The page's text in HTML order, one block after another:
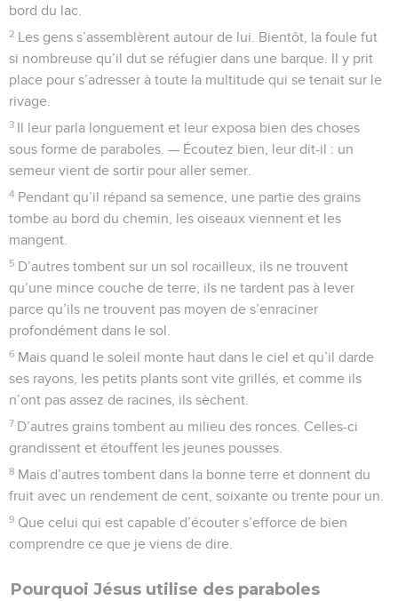
bord du lac.
2 Les gens s’assemblèrent autour de lui. Bientôt, la foule fut
si nombreuse qu’il dut se réfugier dans une barque. Il y prit
place pour s’adresser à toute la multitude qui se tenait sur le
rivage.
3 Il leur parla longuement et leur exposa bien des choses
sous forme de paraboles. — Écoutez bien, leur dit-il : un
semeur vient de sortir pour aller semer.
4 Pendant qu’il répand sa semence, une partie des grains
tombe au bord du chemin, les oiseaux viennent et les
mangent.
5 D’autres tombent sur un sol rocailleux, ils ne trouvent
qu’une mince couche de terre, ils ne tardent pas à lever
parce qu’ils ne trouvent pas moyen de s’enraciner
profondément dans le sol.
6 Mais quand le soleil monte haut dans le ciel et qu’il darde
ses rayons, les petits plants sont vite grillés, et comme ils
n’ont pas assez de racines, ils sèchent.
7 D’autres grains tombent au milieu des ronces. Celles-ci
grandissent et étouffent les jeunes pousses.
8 Mais d’autres tombent dans la bonne terre et donnent du
fruit avec un rendement de cent, soixante ou trente pour un.
9 Que celui qui est capable d’écouter s’efforce de bien
comprendre ce que je viens de dire.
Pourquoi Jésus utilise des paraboles